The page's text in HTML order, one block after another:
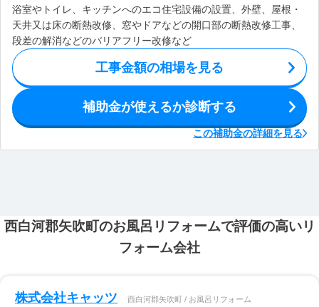
浴室やトイレ、キッチンへのエコ住宅設備の設置、外壁、屋根・
天井又は床の断熱改修、窓やドアなどの開口部の断熱改修工事、
段差の解消などのバリアフリー改修など
工事金額の相場を見る
補助金が使えるか診断する
この補助金の詳細を見る
西白河郡矢吹町のお風呂リフォームで評価の高いリ
フォーム会社
株式会社キャッツ 西白河郡矢吹町 / お風呂リフォーム